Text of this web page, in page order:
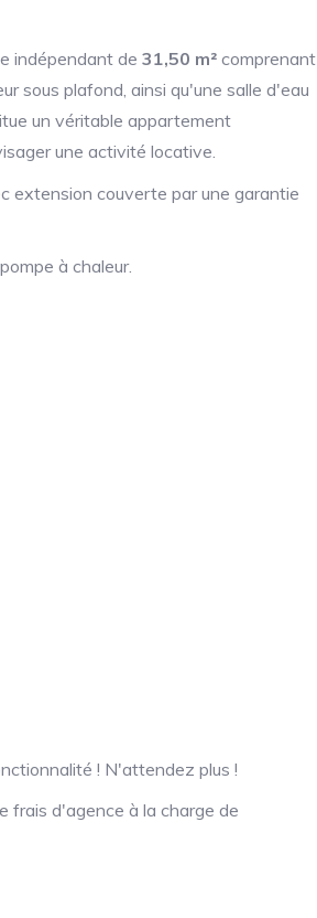
indépendant de 31,50 m² comprenant
sous plafond, ainsi qu'une salle d'eau
un véritable appartement
une activité locative.
extension couverte par une garantie
à chaleur.
! N'attendez plus !
frais d'agence à la charge de